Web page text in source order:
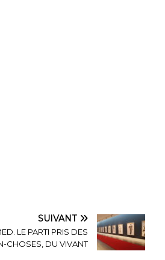
SUIVANT
LE PARTI PRIS DES
CHOSES, DU VIVANT